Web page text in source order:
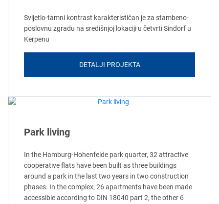
Svijetlo-tamni kontrast karakterističan je za stambeno-
poslovnu zgradu na središnjoj lokaciji u četvrti Sindorf u
Kerpenu
DETALJI PROJEKTA
Park living
In the Hamburg-Hohenfelde park quarter, 32 attractive
cooperative flats have been built as three buildings
around a park in the last two years in two construction
phases. In the complex, 26 apartments have been made
accessible according to DIN 18040 part 2, the other 6